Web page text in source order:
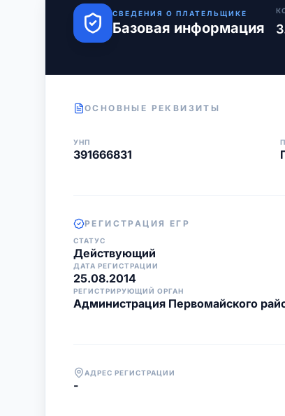
СВЕДЕНИЯ О ПЛАТЕЛЬЩИКЕ
Базовая информация
ОСНОВНЫЕ РЕКВИЗИТЫ
УНП
391666831
РЕГИСТРАЦИЯ ЕГР
СТАТУС
Действующий
ДАТА РЕГИСТРАЦИИ
25.08.2014
РЕГИСТРИРУЮЩИЙ ОРГАН
Администрация Первомайского
АДРЕС РЕГИСТРАЦИИ
-